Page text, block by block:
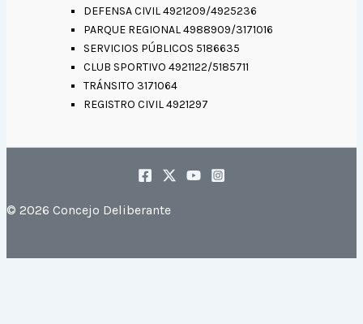
DEFENSA CIVIL 4921209/4925236
PARQUE REGIONAL 4988909/3171016
SERVICIOS PÚBLICOS 5186635
CLUB SPORTIVO 4921122/5185711
TRÁNSITO 3171064
REGISTRO CIVIL 4921297
© 2026 Concejo Deliberante